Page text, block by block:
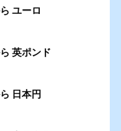
ユーロ
英ポンド
日本円